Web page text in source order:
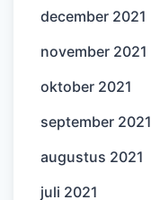
december 2021
november 2021
oktober 2021
september 2021
augustus 2021
juli 2021